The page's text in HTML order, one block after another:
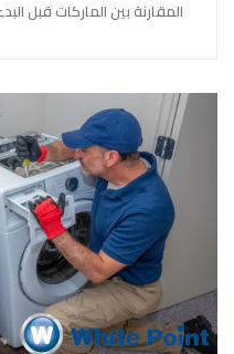
المقارنة بين الماركات قبل